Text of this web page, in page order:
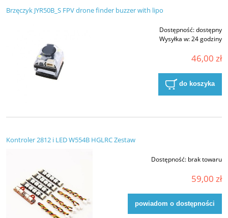
Brzęczyk JYR50B_S FPV drone finder buzzer with lipo
Dostępność:dostępny
Wysyłka w:24 godziny
46,00 zł
do koszyka
Kontroler 2812 i LED W554B HGLRC Zestaw
Dostępność: brak towaru
59,00 zł
powiadom o dostępności